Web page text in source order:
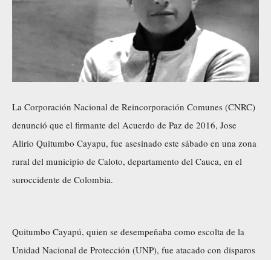
La Corporación Nacional de Reincorporación Comunes (CNRC)
denunció que el firmante del Acuerdo de Paz de 2016, Jose
Alirio Quitumbo Cayapu, fue asesinado este sábado en una zona
rural del municipio de Caloto, departamento del Cauca, en el
suroccidente de Colombia.
Quitumbo Cayapú, quien se desempeñaba como escolta de la
Unidad Nacional de Protección (UNP), fue atacado con disparos